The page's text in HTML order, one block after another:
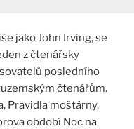
jako John Irving, se
z čtenářsky
posledního
čtenářům.
Pravidla moštárny,
období Noc na